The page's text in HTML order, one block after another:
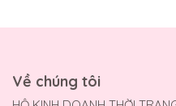
Về chúng tôi